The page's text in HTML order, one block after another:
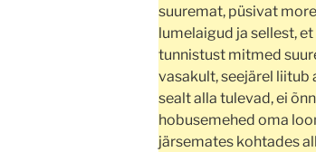
suuremat, püsivat
lumelaigud ja sellest,
tunnistust mitmed
vasakult, seejärel liitub
sealt alla tulevad, ei
hobusemehed oma
järsemates kohtades